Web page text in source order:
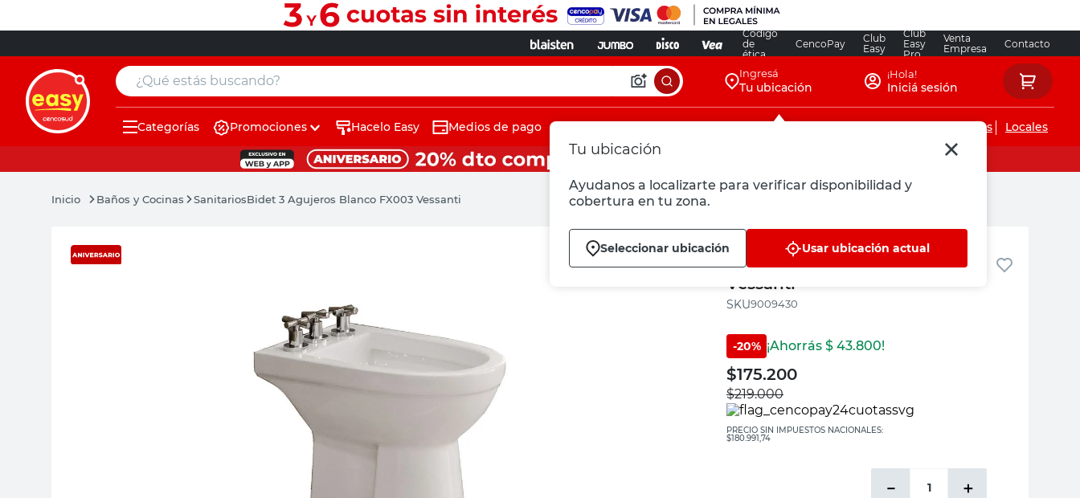
Código
de
ética
CencoPay
Club
Easy
Club
Easy
Pro
Venta
Empresa
Contacto
¿Qué estás buscando? Ingresá
Tu ubicación
Tu ubicación
Ayudanos a localizarte para verificar disponibilidad y
cobertura en tu zona.
Seleccionar ubicación Usar ubicación actual
¡Hola!
Iniciá sesión
Categorías Promociones Hacelo Easy Medios de pago Servicios de instalaciones Locales
Baños y Cocinas SanitariosBidet 3 Agujeros Blanco FX003 Vessanti
Vessanti
Bidet 3 Agujeros Blanco FX003
Vessanti
:9009430
-20% ¡Ahorrás $ 43.800!
$175.200
$219.000
PRECIO SIN IMPUESTOS NACIONALES:
$180.991,74
＋
－
muebles